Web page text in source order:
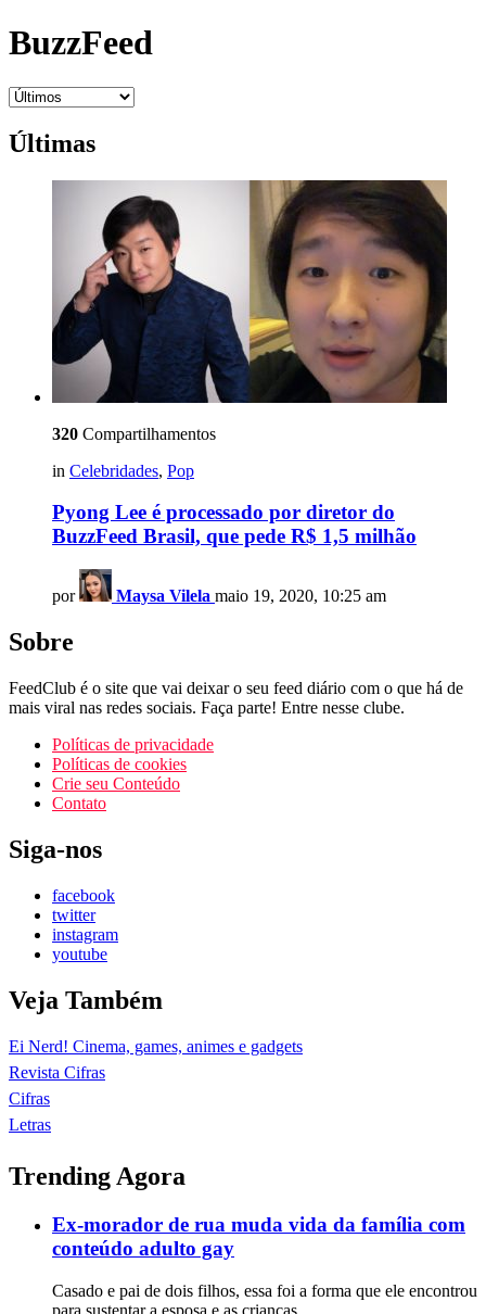
BuzzFeed
Últimas
320 Compartilhamentos
in Celebridades, Pop
Pyong Lee é processado por diretor do
BuzzFeed Brasil, que pede R$ 1,5 milhão
por Maysa Vilela maio 19, 2020, 10:25 am
Sobre
FeedClub é o site que vai deixar o seu feed diário com o que há de
mais viral nas redes sociais. Faça parte! Entre nesse clube.
Políticas de privacidade
Políticas de cookies
Crie seu Conteúdo
Contato
Siga-nos
facebook
twitter
instagram
youtube
Veja Também
Ei Nerd! Cinema, games, animes e gadgets
Revista Cifras
Cifras
Letras
Trending Agora
Ex-morador de rua muda vida da família com
conteúdo adulto gay
Casado e pai de dois filhos, essa foi a forma que ele encontrou
para sustentar a esposa e as crianças